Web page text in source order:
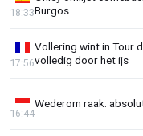
Burgos
18:33
Vollering wint in Tour
volledig door het ijs
17:56
Wederom raak:
16:44